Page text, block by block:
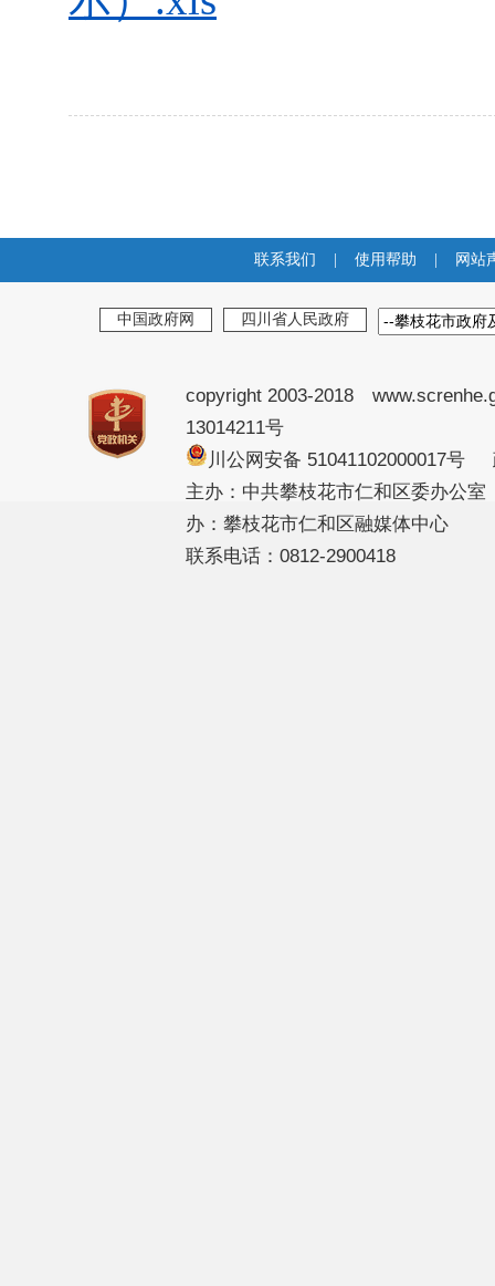
联系我们 使用帮助 网站
中国政府网 四川省人民政府
copyright 2003-2018
13014211号
川公网安备 51041102000017
主办：中共攀枝花市仁和区委办公
办：攀枝花市仁和区融媒体中心
联系电话：0812-2900418